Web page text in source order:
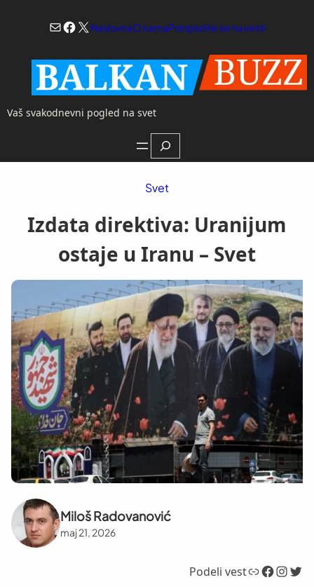
Mail
Facebook
X NaslovnaO namaPretplatite se na vesti
Vaš svakodnevni pogled na svet
Search
Svet
Izdata direktiva: Uranijum
ostaje u Iranu – Svet
Miloš Radovanović
maj 21, 2026
Podeli vestLink Facebook InstagramTwitter